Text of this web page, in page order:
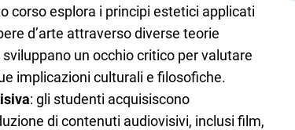
corso esplora i principi estetici applicati
d’arte attraverso diverse teorie
un occhio critico per valutare
implicazioni culturali e filosofiche.
: gli studenti acquisiscono
di contenuti audiovisivi, inclusi film,